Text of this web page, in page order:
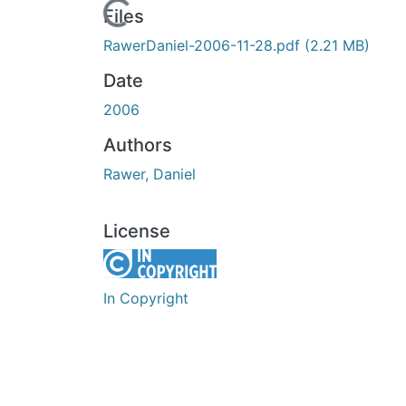
Loading...
Files
RawerDaniel-2006-11-28.pdf (2.21 MB)
Date
2006
Authors
Rawer, Daniel
License
In Copyright